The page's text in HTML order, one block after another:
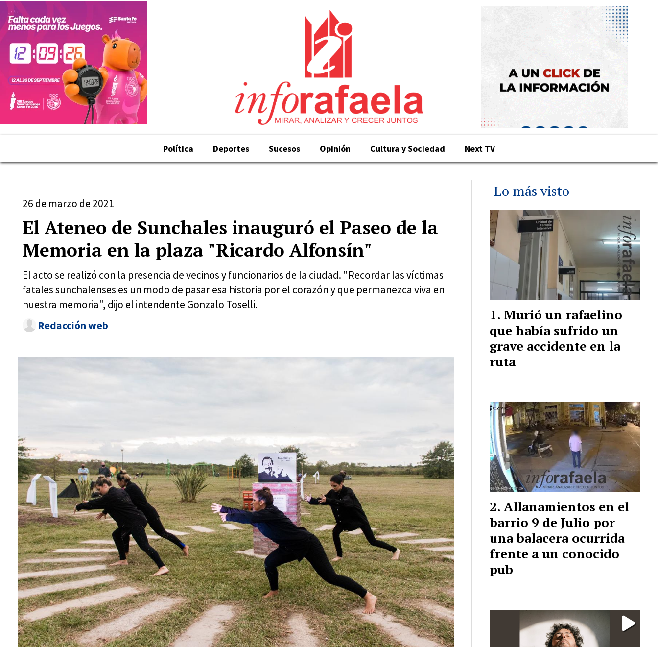
Política Deportes Sucesos Opinión Cultura y Sociedad Next TV
El Ateneo de Sunchales inauguró el Paseo de la
Memoria en la plaza "Ricardo Alfonsín"
El acto se realizó con la presencia de vecinos y funcionarios de la ciudad. "Recordar las víctimas
fatales sunchalenses es un modo de pasar esa historia por el corazón y que permanezca viva en
nuestra memoria", dijo el intendente Gonzalo Toselli.
26 de marzo de 2021
Redacción web
Lo más visto
Murió un rafaelino
que había sufrido un
grave accidente en la
ruta
Allanamientos en el
barrio 9 de Julio por
una balacera ocurrida
frente a un conocido
pub